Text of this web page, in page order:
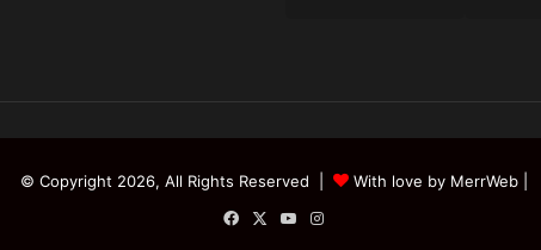
© Copyright 2026, All Rights Reserved | With love by MerrWeb|
Facebook
X YouTubeInstagram